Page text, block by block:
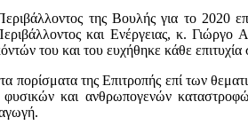
της Βουλής για το
και Ενέργειας, κ.
του και του ευχήθηκε κάθε επιτυχία
πορίσματα της Επιτροπής επί των
και ανθρωπογενών